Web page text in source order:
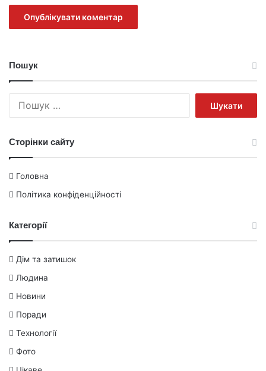
Пошук
Сторінки сайту
Головна
Політика конфіденційності
Категорії
Дім та затишок
Людина
Новини
Поради
Технології
Фото